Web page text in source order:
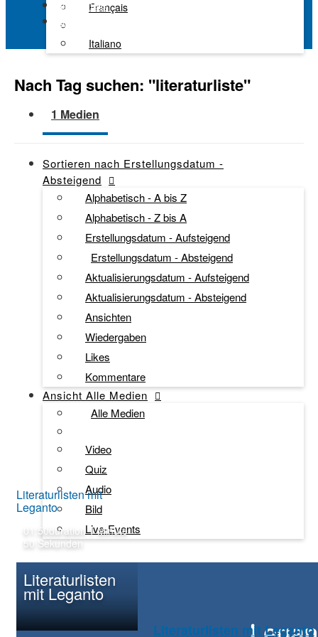
Français
Italiano
Alle Kanäle
Kaltura Learning
Nach Tag suchen: "literaturliste"
1 Medien
Sortieren nach Erstellungsdatum -
Absteigend
Alphabetisch - A bis Z
Alphabetisch - Z bis A
Erstellungsdatum - Aufsteigend
Erstellungsdatum - Absteigend
Aktualisierungsdatum - Aufsteigend
Aktualisierungsdatum - Absteigend
Ansichten
Wiedergaben
Likes
Kommentare
Ansicht Alle Medien
Alle Medien
Video
Quiz
Audio
Bild
Live-Events
Literaturlisten mit
Leganto
01:50duration 1 Minute
50 Sekunden
Literaturlisten
mit Leganto
Literaturlisten mit Leganto